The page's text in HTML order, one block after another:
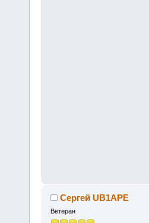
Сергей UB1APE
Ветеран